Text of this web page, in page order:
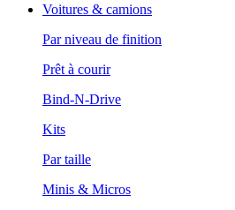
Voitures & camions
Par niveau de finition
Prêt à courir
Bind-N-Drive
Kits
Par taille
Minis & Micros